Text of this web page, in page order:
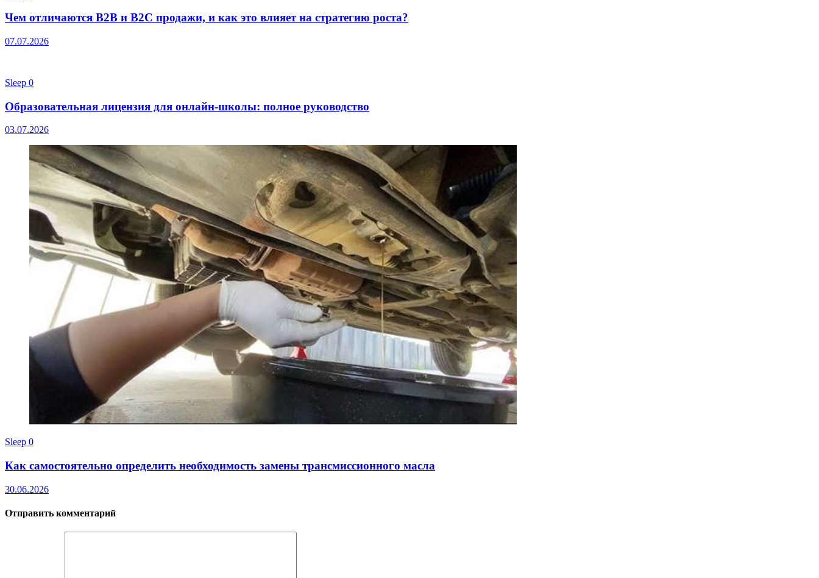
Чем отличаются B2B и B2C продажи, и как это влияет на стратегию роста?
07.07.2026
Sleep 0
Образовательная лицензия для онлайн-школы: полное руководство
03.07.2026
Sleep 0
Как самостоятельно определить необходимость замены трансмиссионного масла
30.06.2026
Отправить комментарий